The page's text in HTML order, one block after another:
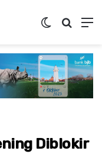
Switch skin
Diblokir